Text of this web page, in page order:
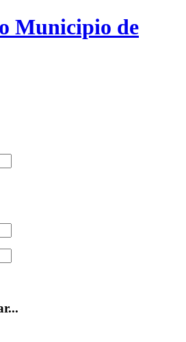
Municipio de